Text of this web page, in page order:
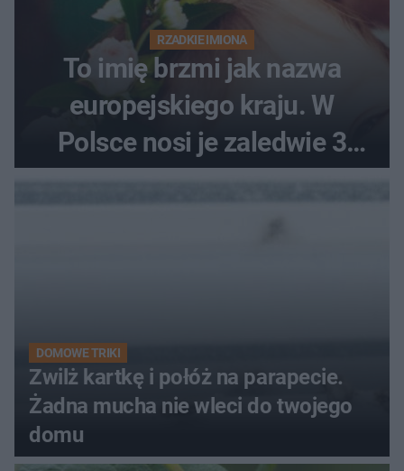
RZADKIE IMIONA
To imię brzmi jak nazwa
europejskiego kraju. W
Polsce nosi je zaledwie 3
kobiety
DOMOWE TRIKI
Zwilż kartkę i połóż na parapecie.
Żadna mucha nie wleci do twojego
domu